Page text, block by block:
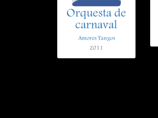
Orquesta de
carnaval
Amores Tangos
2011